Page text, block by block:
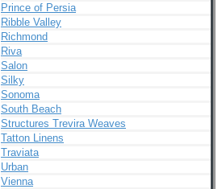
Prince of Persia
Ribble Valley
Richmond
Riva
Salon
Silky
Sonoma
South Beach
Structures Trevira Weaves
Tatton Linens
Traviata
Urban
Vienna